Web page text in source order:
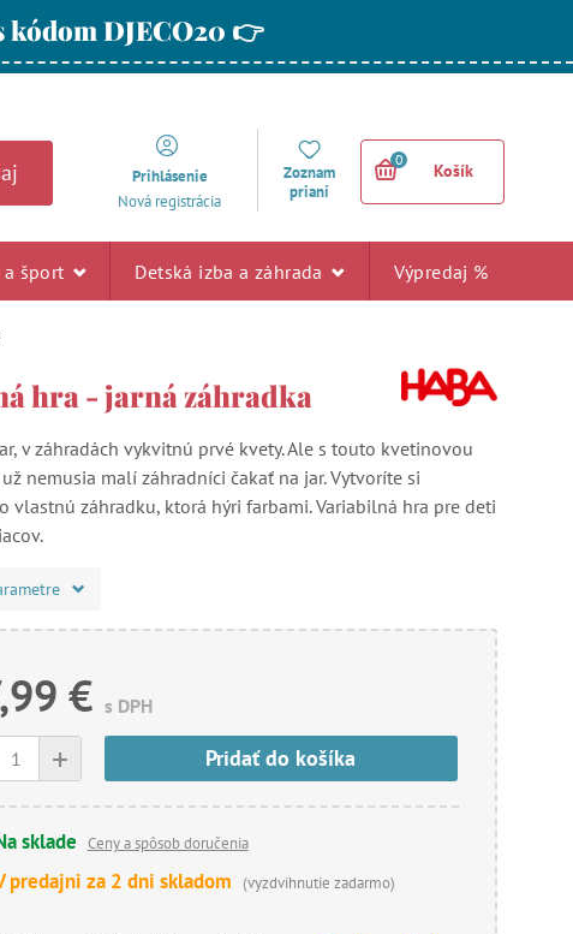
kódom DJECO20 👉
Prihlásenie
Nová registrácia
Zoznam
prianí
0
Košík
a šport Detská izba a záhrada Výpredaj %
hra - jarná záhradka
v záhradách vykvitnú prvé kvety. Ale s touto kvetinovou
nemusia malí záhradníci čakať na jar. Vytvoríte si
vlastnú záhradku, ktorá hýri farbami. Variabilná hra pre deti
€ s DPH
+ Pridať do košíka
sklade Ceny a spôsob doručenia
predajni za 2 dni skladom (vyzdvihnutie zadarmo)